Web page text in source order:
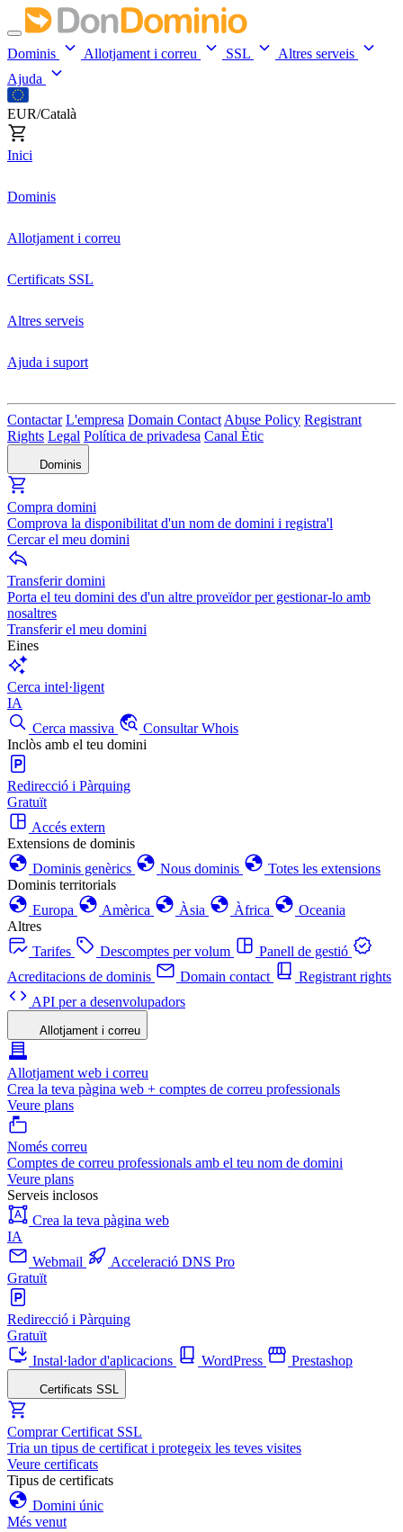
Dominis Allotjament i correu SSL
Altres serveis
Ajuda
EUR/Català
Inici
Dominis
Allotjament i correu
Certificats SSL
Altres serveis
Ajuda i suport
Contactar L'empresa Domain Contact Abuse Policy Registrant
Rights Legal Política de privadesa Canal Ètic
Dominis
Compra domini
Comprova la disponibilitat d'un nom de domini i registra'l
Cercar el meu domini
Transferir domini
Porta el teu domini des d'un altre proveïdor per gestionar-lo amb
nosaltres
Transferir el meu domini
Eines
Cerca intel·ligent
IA
Cerca massiva
Consultar Whois
Inclòs amb el teu domini
Redirecció i Pàrquing
Gratuït
Accés extern
Extensions de dominis
Dominis genèrics
Nous dominis
Totes les extensions
Dominis territorials
Europa
Amèrica Àsia Àfrica
Oceania
Altres
Tarifes
Descomptes per volum
Panell de gestió
Acreditacions de dominis
Domain contact
Registrant rights
API per a desenvolupadors
Allotjament i correu
Allotjament web i correu
Crea la teva pàgina web + comptes de correu professionals
Veure plans
Només correu
Comptes de correu professionals amb el teu nom de domini
Veure plans
Serveis inclosos
Crea la teva pàgina web
IA
Webmail
Acceleració DNS Pro
Gratuït
Redirecció i Pàrquing
Gratuït
Instal·lador d'aplicacions
WordPress Prestashop
Certificats SSL
Comprar Certificat SSL
Tria un tipus de certificat i protegeix les teves visites
Veure certificats
Tipus de certificats
Domini únic
Més venut